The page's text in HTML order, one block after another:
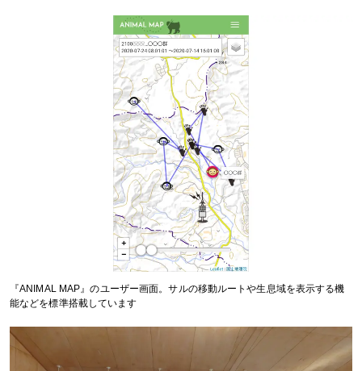
『ANIMAL MAP』のユーザー画面。サルの移動ルートや生息域を表示する機
能などを標準搭載しています